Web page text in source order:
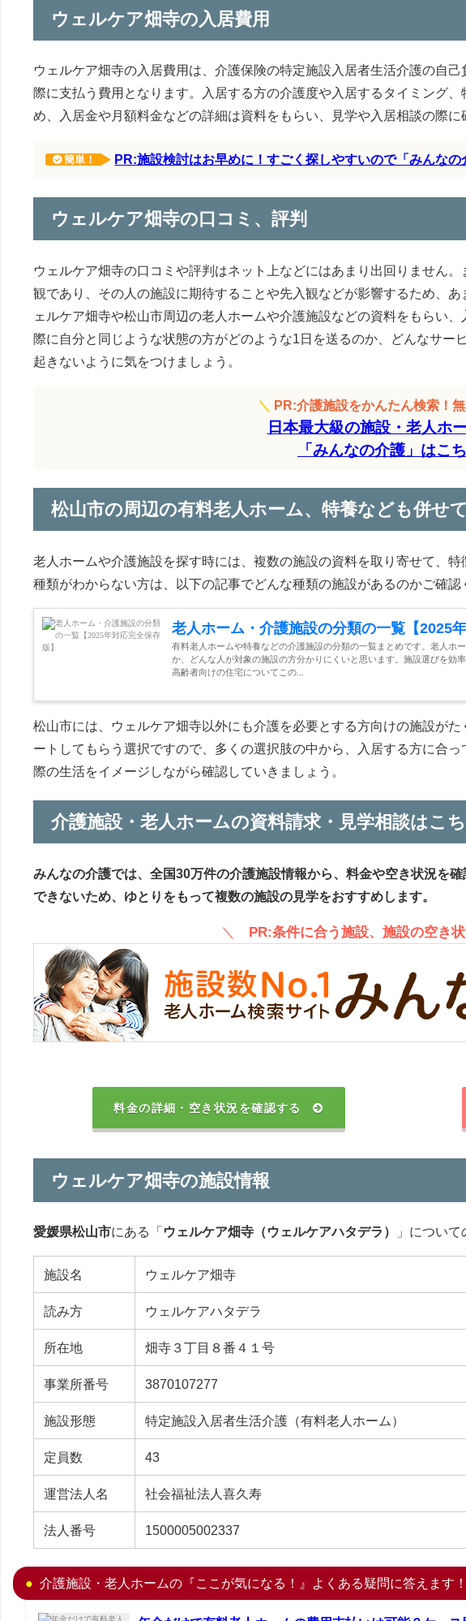
ウェルケア畑寺の入居費用
ウェルケア畑寺の入居費用は、介護保険の特定施設入居者生活介護の自
際に支払う費用となります。入居する方の介護度や入居するタイミング
め、入居金や月額料金などの詳細は資料をもらい、見学や入居相談の際に
簡単！ PR:施設検討はお早めに！すごく探しやすいので「みんな
ウェルケア畑寺の口コミ、評判
ウェルケア畑寺の口コミや評判はネット上などにはあまり出回りません
観であり、その人の施設に期待することや先入観などが影響するため、
ェルケア畑寺や松山市周辺の老人ホームや介護施設などの資料をもらい
際に自分と同じような状態の方がどのような1日を送るのか、どんなサー
起きないように気をつけましょう。
＼ PR:介護施設をかんたん検索！無
日本最大級の施設・老人ホ
「みんなの介護」はこ
松山市の周辺の有料老人ホーム、特養なども併せ
老人ホームや介護施設を探す時には、複数の施設の資料を取り寄せて、
種類がわからない方は、以下の記事でどんな種類の施設があるのかご確認
老人ホーム・介護施設の分類の一覧【2025
有料老人ホームや特養などの介護施設の分類の一覧まとめです。老人ホ
か、どんな人が対象の施設の方分かりにくいと思います。施設選びを効
高齢者向けの住宅についてこの...
松山市には、ウェルケア畑寺以外にも介護を必要とする方向けの施設が
ートしてもらう選択ですので、多くの選択肢の中から、入居する方に合
際の生活をイメージしながら確認していきましょう。
介護施設・老人ホームの資料請求・見学相談はこ
みんなの介護では、全国30万件の介護施設情報から、料金や空き状況を確
できないため、ゆとりをもって複数の施設の見学をおすすめします。
＼ PR:条件に合う施設、施設の空き
料金の詳細・空き状況を確認する
ウェルケア畑寺の施設情報
愛媛県松山市にある「 ウェルケア畑寺（ウェルケアハタデラ） 」について
施設名 ウェルケア畑寺
読み方 ウェルケアハタデラ
所在地 畑寺３丁目８番４１号
事業所番号 3870107277
施設形態 特定施設入居者生活介護（有料老人ホーム）
定員数 43
運営法人名 社会福祉法人喜久寿
法人番号 1500005002337
介護施設・老人ホームの『ここが気になる！』よくある疑問に答えます！